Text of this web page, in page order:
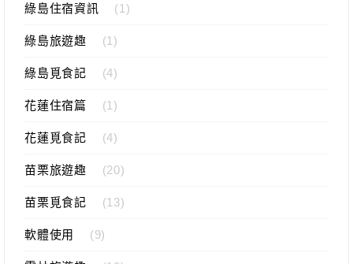
綠島住宿資訊 (1)
綠島旅遊趣 (1)
綠島覓食記 (4)
花蓮住宿篇 (1)
花蓮覓食記 (4)
苗栗旅遊趣 (20)
苗栗覓食記 (13)
軟體使用 (9)